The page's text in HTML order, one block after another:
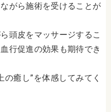
がら施術を受けることが
頭皮をマッサージするこ
行促進の効果も期待でき
癒し”を体感してみてく